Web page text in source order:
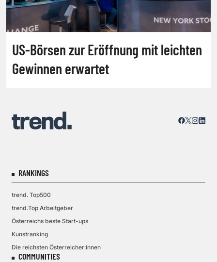
US-Börsen zur Eröffnung mit leichten
Gewinnen erwartet
RANKINGS
trend. Top500
trend.Top Arbeitgeber
Österreichs beste Start-ups
Kunstranking
Die reichsten Österreicher:innen
COMMUNITIES